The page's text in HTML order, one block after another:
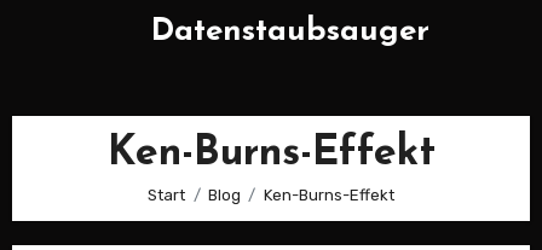
Datenstaubsauger
Ken-Burns-Effekt
Start Blog Ken-Burns-Effekt